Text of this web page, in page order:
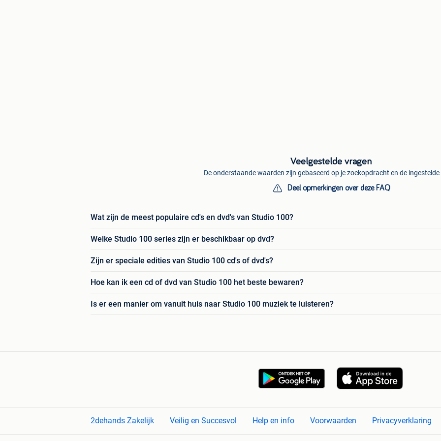
Veelgestelde vragen
De onderstaande waarden zijn gebaseerd op je zoekopdracht en de
Deel opmerkingen over deze FAQ
Wat zijn de meest populaire cd's en dvd's van Studio 100?
Welke Studio 100 series zijn er beschikbaar op dvd?
Zijn er speciale edities van Studio 100 cd's of dvd's?
Hoe kan ik een cd of dvd van Studio 100 het beste bewaren?
Is er een manier om vanuit huis naar Studio 100 muziek te luisteren?
2dehands Zakelijk Veilig en Succesvol Help en info Voorwaarden Privacyverklaring